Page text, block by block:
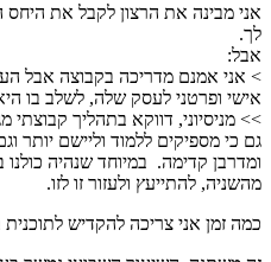
אני מבינה את הרצון לקבל את
לך.
אבל:
> אני אמנם מדריכה בקבוצה אבל
אישי ופרטני לעסק שלה, לשלב בו
>> מניסיוני, דווקא בתהליך קבוצתי
גם כי מספיקים ללמוד וליישם יותר
ומדרבן קדימה. במיוחד שנהיה
מהשניה, להתייעץ ולעזור זו לזו.
כמה זמן אני צריכה להקדיש